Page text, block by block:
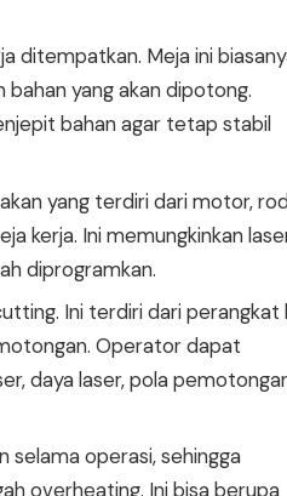
ditempatkan. Meja ini
yang akan dipotong.
bahan agar tetap stabil
yang terdiri dari motor,
kerja. Ini memungkinkan
diprogramkan.
Ini terdiri dari perangkat
Operator dapat
daya laser, pola
selama operasi, sehingga
overheating. Ini bisa berupa